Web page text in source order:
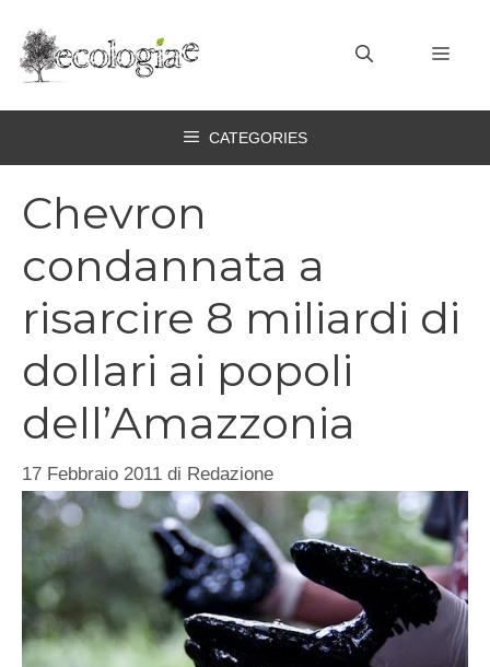
contenuto
CATEGORIES
Chevron
condannata a
risarcire 8 miliardi di
dollari ai popoli
dell’Amazzonia
17 Febbraio 2011 di Redazione